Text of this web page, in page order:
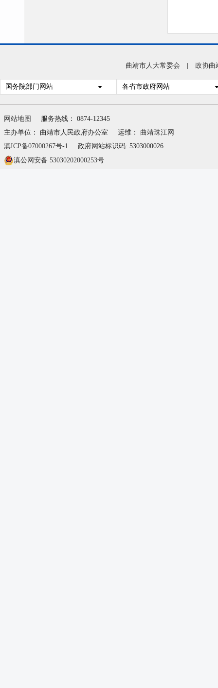
曲靖市人大常委会 政协曲
国务院部门网站 各省市政府网站
网站地图
服务热线： 0874-12345
主办单位： 曲靖市人民政府办公室
运维： 曲靖珠江网
滇ICP备07000267号-1
政府网站标识码: 5303000026
滇公网安备 53030202000253号